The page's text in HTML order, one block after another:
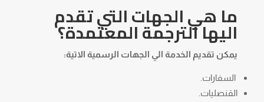
ما هي الجهات التي تقدم
اليها الترجمة المعتمدة؟
يمكن تقديم الخدمة الي الجهات الرسمية الاتية:
السفارات.
القنصليات.